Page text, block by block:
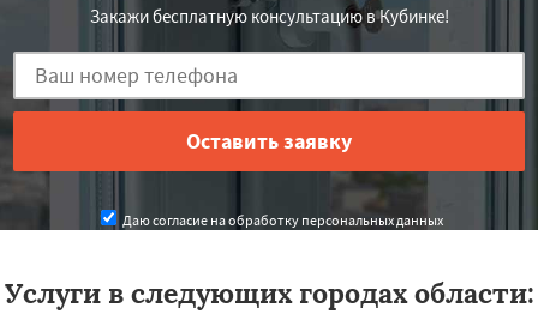
Закажи бесплатную консультацию в Кубинке!
Даю согласие на обработку персональных данных
Услуги в следующих городах области: